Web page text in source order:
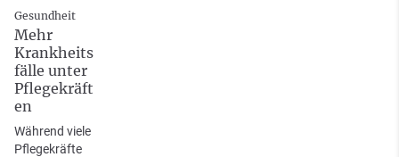
Gesundheit
Mehr
Krankheits
fälle unter
Pflegekräft
en
Während viele
Pflegekräfte